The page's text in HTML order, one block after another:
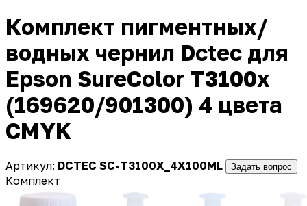
Комплект пигментных/
водных чернил Dctec для
Epson SureColor T3100x
(169620/901300) 4 цвета
CMYK
Артикул: DCTEC SC-T3100X_4X100ML Задать вопрос
Комплект